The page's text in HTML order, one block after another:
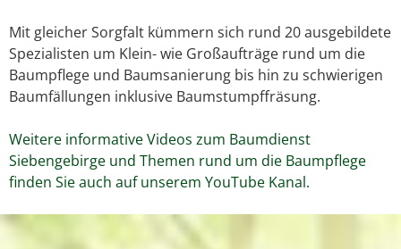
Mit gleicher Sorgfalt kümmern sich rund 20 ausgebildete
Spezialisten um Klein- wie Großaufträge rund um die
Baumpflege und Baumsanierung bis hin zu schwierigen
Baumfällungen inklusive Baumstumpffräsung.
Weitere informative Videos zum Baumdienst
Siebengebirge und Themen rund um die Baumpflege
finden Sie auch auf unserem YouTube Kanal.